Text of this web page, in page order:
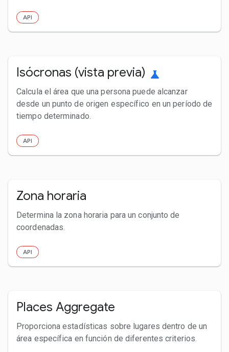
API
Isócronas (vista previa) science
Calcula el área que una persona puede alcanzar
desde un punto de origen específico en un período de
tiempo determinado.
API
Zona horaria
Determina la zona horaria para un conjunto de
coordenadas.
API
Places Aggregate
Proporciona estadísticas sobre lugares dentro de un
área específica en función de diferentes criterios.